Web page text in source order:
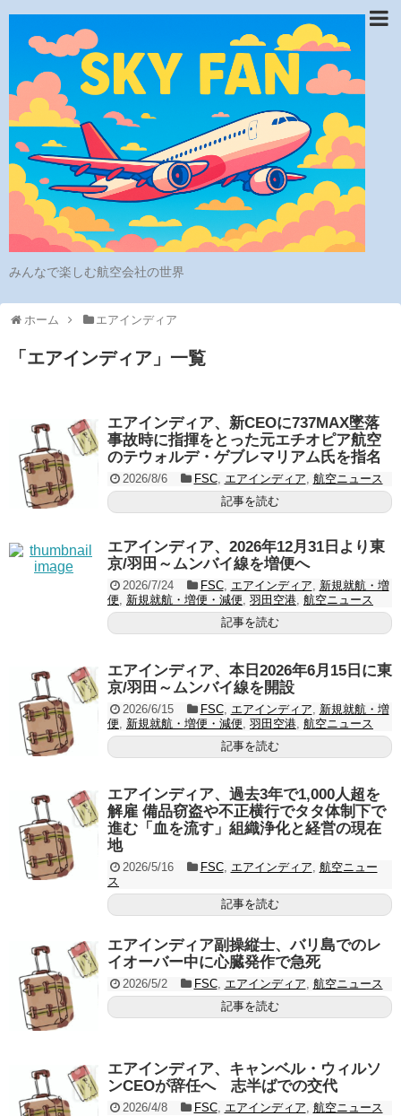
みんなで楽しむ航空会社の世界
ホーム エアインディア
「 エアインディア 」 一覧
エアインディア、新CEOに737MAX墜落
事故時に指揮をとった元エチオピア航空
のテウォルデ・ゲブレマリアム氏を指名
2026/8/6 FSC, エアインディア, 航空ニュース
記事を読む
エアインディア、2026年12月31日より東
京/羽田～ムンバイ線を増便へ
2026/7/24 FSC, エアインディア, 新規就航・増
便, 新規就航・増便・減便, 羽田空港, 航空ニュース
記事を読む
エアインディア、本日2026年6月15日に東
京/羽田～ムンバイ線を開設
2026/6/15 FSC, エアインディア, 新規就航・増
便, 新規就航・増便・減便, 羽田空港, 航空ニュース
記事を読む
エアインディア、過去3年で1,000人超を
解雇 備品窃盗や不正横行でタタ体制下で
進む「血を流す」組織浄化と経営の現在
地
2026/5/16 FSC, エアインディア, 航空ニュー
ス
記事を読む
エアインディア副操縦士、バリ島でのレ
イオーバー中に心臓発作で急死
2026/5/2 FSC, エアインディア, 航空ニュース
記事を読む
エアインディア、キャンベル・ウィルソ
ンCEOが辞任へ 志半ばでの交代
2026/4/8 FSC, エアインディア, 航空ニュース